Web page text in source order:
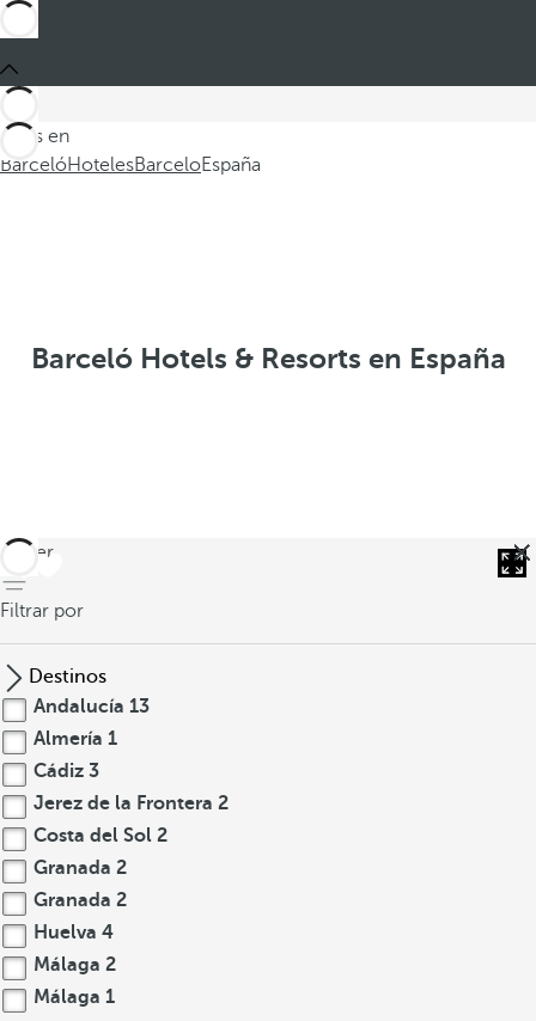
Estás en
BarcelóHotelesBarceloEspaña
Barceló Hotels & Resorts en España
volver
Filtrar por
Destinos
Andalucía 13
Almería 1
Cádiz 3
Jerez de la Frontera 2
Costa del Sol 2
Granada 2
Granada 2
Huelva 4
Málaga 2
Málaga 1